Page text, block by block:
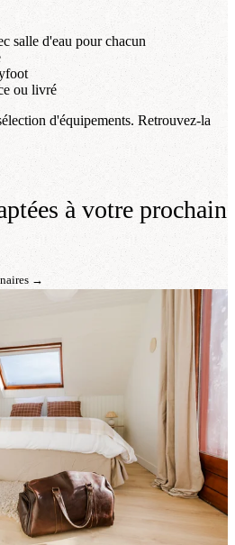
salle d'eau pour chacun
ou livré
d'équipements. Retrouvez-la
à votre prochain
→